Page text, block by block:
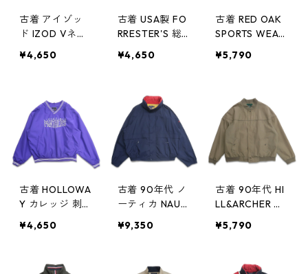
古着 アイゾッ
ド IZOD Vネッ
ップジャケット
ット付き ネイ
ビー 表記：XL
gd408912n
w60327
¥4,650
古着 USA製 FO
RRESTER'S 総
ォームアップジ
ット ポケット
付き 表記：L
gd408875n w6
0323
¥4,650
古着 RED OAK
SPORTS WEAR
Vネック ウォー
バージャケット
ネイビー 表
記：XL gd40
8855n w6032
0
¥5,790
古着 HOLLOWA
Y カレッジ 刺繍
ムアップジャケ
バージャケット
¥4,650
古着 90年代 ノ
ーティカ NAUTI
ジャケット ジ
¥9,350
古着 90年代 HI
LL&ARCHER ダ
ト ジップアッ
ブルゾン ベー
¥5,790